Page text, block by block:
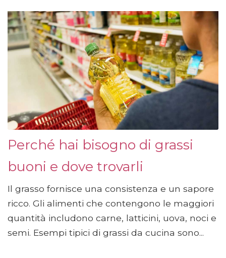
Perché hai bisogno di grassi
buoni e dove trovarli
Il grasso fornisce una consistenza e un sapore
ricco. Gli alimenti che contengono le maggiori
quantità includono carne, latticini, uova, noci e
semi. Esempi tipici di grassi da cucina sono...